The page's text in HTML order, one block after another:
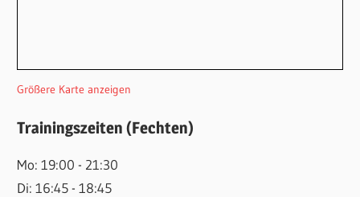
Größere Karte anzeigen
Trainingszeiten (Fechten)
Mo: 19:00 - 21:30
Di: 16:45 - 18:45